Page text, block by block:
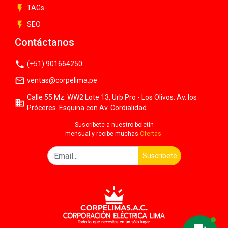
flash_on TAGs
flash_on SEO
Contáctanos
phone (+51) 901664250
mail_outline ventas@corpelima.pe
business
Calle 55 Mz. WW2 Lote 13, Urb Pro - Los Olivos. Av. los
Próceres. Esquina con Av. Cordialidad.
Suscríbete a nuestro boletín
mensual y recibe muchas Ofertas:
Suscribete